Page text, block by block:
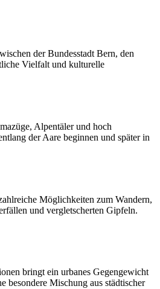
der Bundesstadt Bern, den
Vielfalt und kulturelle
Alpentäler und hoch
der Aare beginnen und später in
Möglichkeiten zum Wandern,
und vergletscherten Gipfeln.
bringt ein urbanes Gegengewicht
Mischung aus städtischer